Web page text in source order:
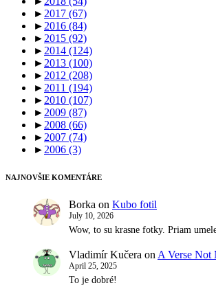
► 2017 (67)
► 2016 (84)
► 2015 (92)
► 2014 (124)
► 2013 (100)
► 2012 (208)
► 2011 (194)
► 2010 (107)
► 2009 (87)
► 2008 (66)
► 2007 (74)
► 2006 (3)
NAJNOVŠIE KOMENTÁRE
Borka on Kubo fotil
July 10, 2026
Wow, to su krasne fotky. Priam
Vladimír Kučera on A Verse Not
April 25, 2025
To je dobré!